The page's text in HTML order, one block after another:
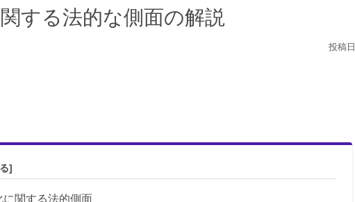
する法的な側面の解説
に関する法的側面